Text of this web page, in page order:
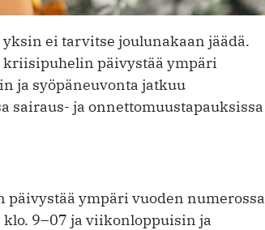
ei tarvitse joulunakaan jäädä.
päivystää ympäri
ja syöpäneuvonta jatkuu
sairaus- ja onnettomuustapauksissa
ympäri vuoden numerossa
9–07 ja viikonloppuisin ja